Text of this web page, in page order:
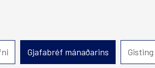
afhent?
Gjafabréf mánaðarins